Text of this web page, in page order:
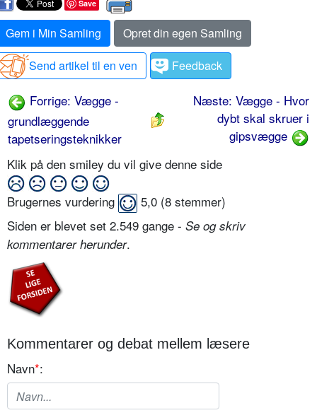
Save
Gem i Min Samling
Opret din egen Samling
Send artikel til en ven
Feedback
Forrige: Vægge -
grundlæggende
tapetseringsteknikker
Næste: Vægge - Hvor
dybt skal skruer i
gipsvægge
Klik på den smiley du vil give denne side
Brugernes vurdering 5,0 (8 stemmer)
Siden er blevet set 2.549 gange - Se og skriv
kommentarer herunder.
Kommentarer og debat mellem læsere
Navn*: